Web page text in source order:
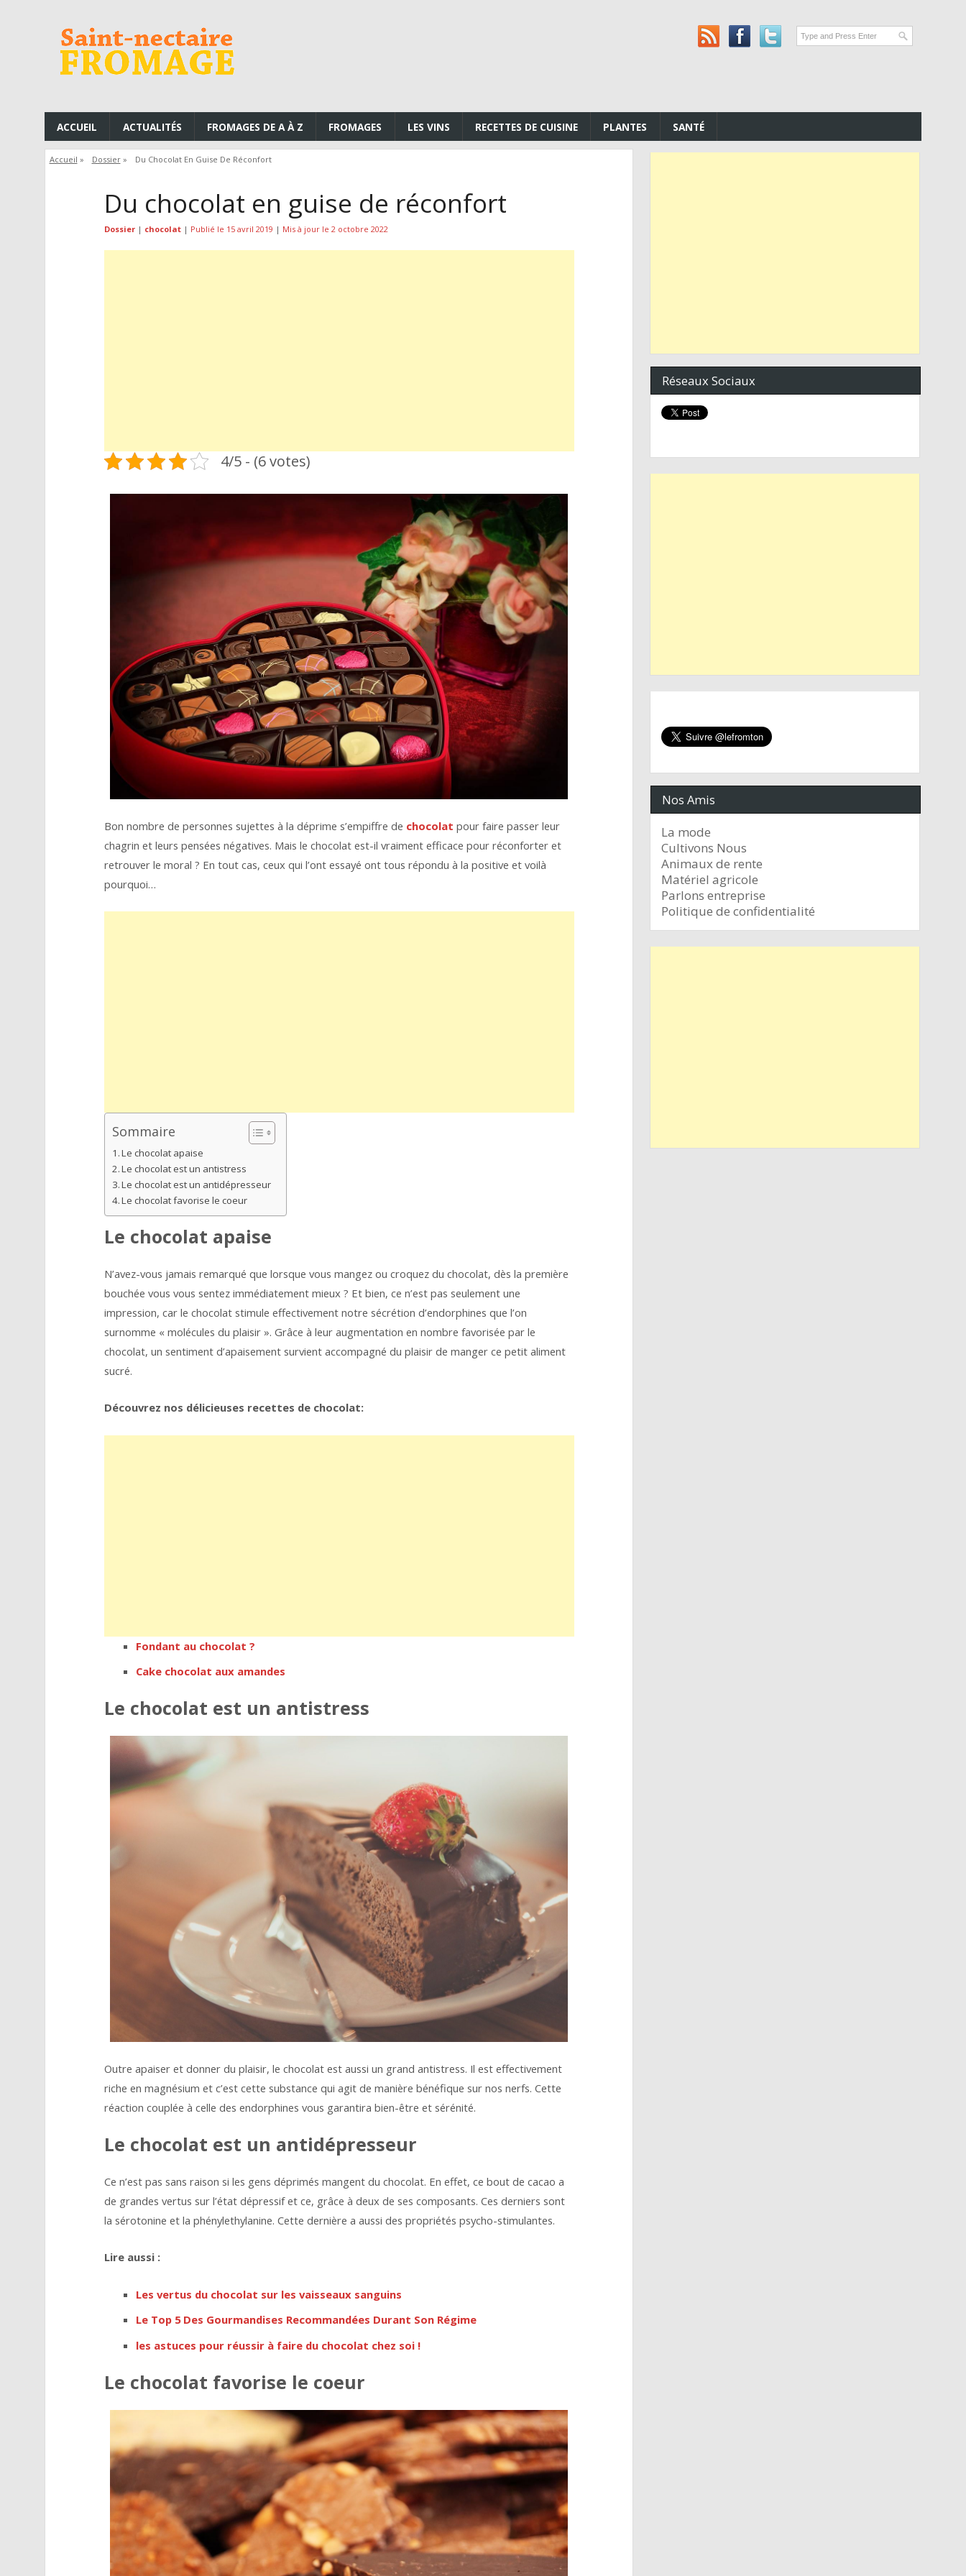
ACCUEIL ACTUALITÉS FROMAGES DE A À Z FROMAGES LES VINS RECETTES DE CUISINE PLANTES SANTÉ
Accueil » Dossier» Du Chocolat En Guise De Réconfort
Du chocolat en guise de réconfort
Dossier| chocolat| Publié le 15 avril 2019 | Mis à jour le 2 octobre 2022
4/5 - (6 votes)
Bon nombre de personnes sujettes à la déprime s’empiffre de chocolat pour faire passer leur
chagrin et leurs pensées négatives. Mais le chocolat est-il vraiment efficace pour réconforter et
retrouver le moral ? En tout cas, ceux qui l’ont essayé ont tous répondu à la positive et voilà
pourquoi…
Sommaire
Le chocolat apaise
Le chocolat est un antistress
Le chocolat est un antidépresseur
Le chocolat favorise le coeur
Le chocolat apaise
N’avez-vous jamais remarqué que lorsque vous mangez ou croquez du chocolat, dès la première
bouchée vous vous sentez immédiatement mieux ? Et bien, ce n’est pas seulement une
impression, car le chocolat stimule effectivement notre sécrétion d’endorphines que l’on
surnomme « molécules du plaisir ». Grâce à leur augmentation en nombre favorisée par le
chocolat, un sentiment d’apaisement survient accompagné du plaisir de manger ce petit aliment
sucré.
Découvrez nos délicieuses recettes de chocolat:
Fondant au chocolat ?
Cake chocolat aux amandes
Le chocolat est un antistress
Outre apaiser et donner du plaisir, le chocolat est aussi un grand antistress. Il est effectivement
riche en magnésium et c’est cette substance qui agit de manière bénéfique sur nos nerfs. Cette
réaction couplée à celle des endorphines vous garantira bien-être et sérénité.
Le chocolat est un antidépresseur
Ce n’est pas sans raison si les gens déprimés mangent du chocolat. En effet, ce bout de cacao a
de grandes vertus sur l’état dépressif et ce, grâce à deux de ses composants. Ces derniers sont
la sérotonine et la phénylethylanine. Cette dernière a aussi des propriétés psycho-stimulantes.
Lire aussi :
Les vertus du chocolat sur les vaisseaux sanguins
Le Top 5 Des Gourmandises Recommandées Durant Son Régime
les astuces pour réussir à faire du chocolat chez soi !
Le chocolat favorise le coeur
Réseaux Sociaux
Nos Amis
La mode
Cultivons Nous
Animaux de rente
Matériel agricole
Parlons entreprise
Politique de confidentialité